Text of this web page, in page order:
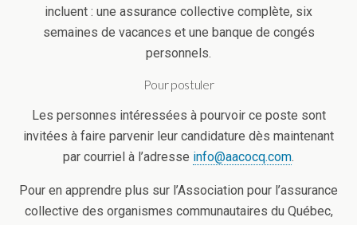
incluent : une assurance collective complète, six
semaines de vacances et une banque de congés
personnels.
Pour postuler
Les personnes intéressées à pourvoir ce poste sont
invitées à faire parvenir leur candidature dès maintenant
par courriel à l’adresse info@aacocq.com.
Pour en apprendre plus sur l’Association pour l’assurance
collective des organismes communautaires du Québec,